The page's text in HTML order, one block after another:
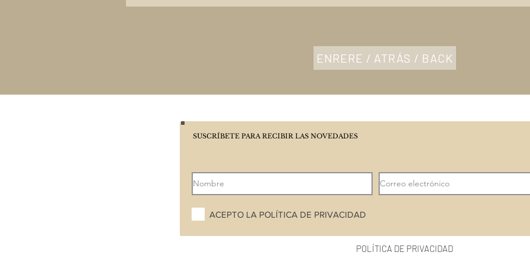
ENRERE / ATRÁS / BACK
SUSCRÍBETE PARA RECIBIR LAS NOVEDADES
ACEPTO LA POLÍTICA DE PRIVACIDAD
POLÍTICA DE PRIVACIDAD